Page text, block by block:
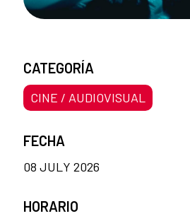
CATEGORÍA
CINE / AUDIOVISUAL
FECHA
08 JULY 2026
HORARIO